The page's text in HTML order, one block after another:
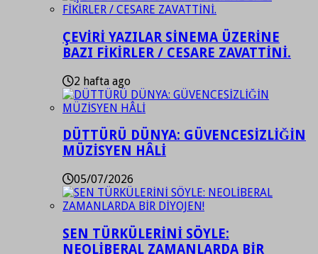
ÇEVİRİ YAZILAR SİNEMA ÜZERİNE
BAZI FİKİRLER / CESARE ZAVATTİNİ.
2 hafta ago
DÜTTÜRÜ DÜNYA: GÜVENCESİZLİĞİN
MÜZİSYEN HÂLİ
05/07/2026
SEN TÜRKÜLERİNİ SÖYLE:
NEOLİBERAL ZAMANLARDA BİR